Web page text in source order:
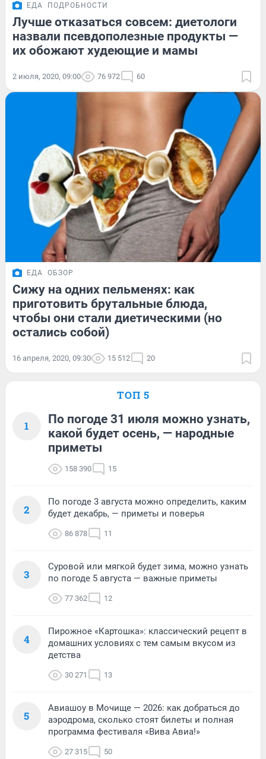
ЕДА ПОДРОБНОСТИ
Лучше отказаться совсем: диетологи
назвали псевдополезные продукты —
их обожают худеющие и мамы
2 июля, 2020, 09:00 76 972 60
ЕДА ОБЗОР
Сижу на одних пельменях: как
приготовить брутальные блюда,
чтобы они стали диетическими (но
остались собой)
16 апреля, 2020, 09:30 15 512 20
ТОП 5
1
По погоде 31 июля можно узнать,
какой будет осень, — народные
приметы
158 390 15
2
По погоде 3 августа можно определить, каким
будет декабрь, — приметы и поверья
86 878 11
3
Суровой или мягкой будет зима, можно узнать
по погоде 5 августа — важные приметы
77 362 12
4
Пирожное «Картошка»: классический рецепт в
домашних условиях с тем самым вкусом из
детства
30 271 13
5
Авиашоу в Мочище — 2026: как добраться до
аэродрома, сколько стоят билеты и полная
программа фестиваля «Вива Авиа!»
27 315 50